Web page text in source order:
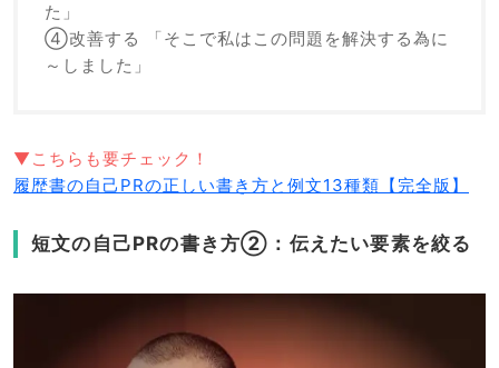
た」
④改善する 「そこで私はこの問題を解決する為に
～しました」
▼こちらも要チェック！
履歴書の自己PRの正しい書き方と例文13種類【完全版】
短文の自己PRの書き方②：伝えたい要素を絞る